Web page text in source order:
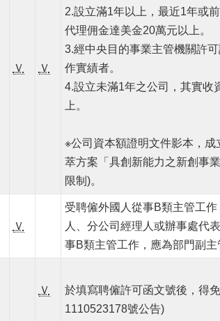
Ｖ Ｖ
2.設立滿1年以上，最近1年或
代理佣金達美金20萬元以上。
3.經中央目的事業主管機關許
作實績者。
4.設立未滿1年之公司，其實收
上。
※公司資本額證明文件影本，
萃方案「具創新能力之新創事
限制)。
Ｖ
受聘僱外國人從事B類主管工
人、分公司經理人或辦事處代
事B類主管工作，應為部門副主
Ｖ
於填寫聘僱許可函文號後，得
1110523178號公告)